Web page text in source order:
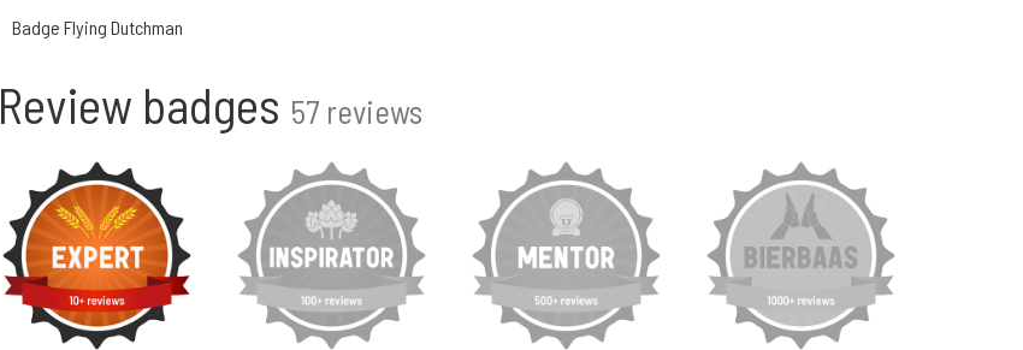
Badge Flying Dutchman
Review badges 57 reviews